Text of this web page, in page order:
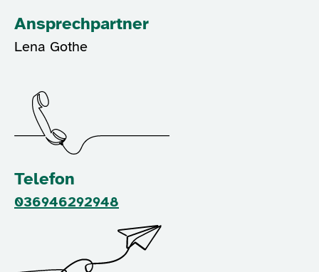
Ansprechpartner
Lena Gothe
Telefon
036946292948